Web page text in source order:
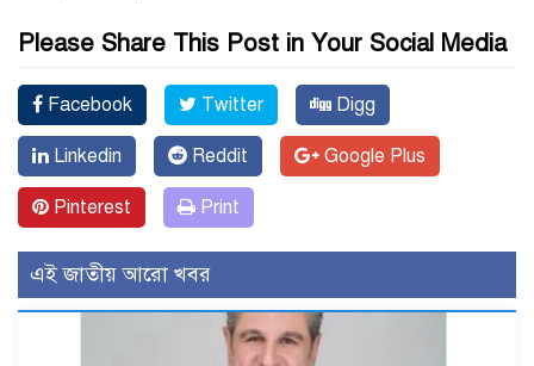
Please Share This Post in Your Social Media
Facebook Twitter Digg
Linkedin Reddit Google Plus
Pinterest Print
এই জাতীয় আরো খবর